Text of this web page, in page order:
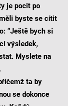
je pocit po
byste se cítit
“Ještě bych si
výsledek,
Myslete na
ta by
se dokonce